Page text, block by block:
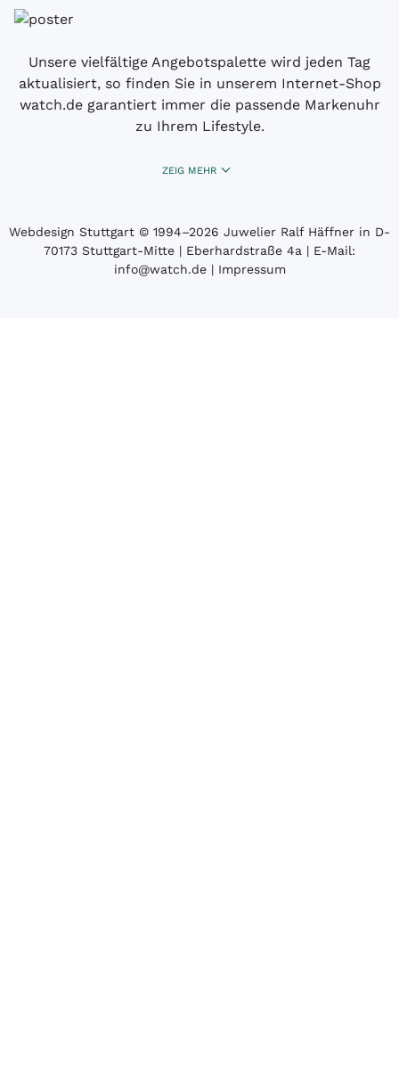
Unsere vielfältige Angebotspalette wird jeden Tag
aktualisiert, so finden Sie in unserem Internet-Shop
watch.de garantiert immer die passende Markenuhr
zu Ihrem Lifestyle.
ZEIG MEHR
Webdesign Stuttgart © 1994­–2026 Juwelier Ralf Häffner in D-
70173 Stuttgart-Mitte | Eberhardstraße 4a | E-Mail:
info@watch.de|Impressum